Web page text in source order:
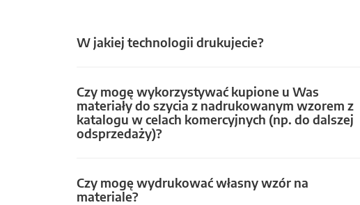
W jakiej technologii drukujecie?
Czy mogę wykorzystywać kupione u Was
materiały do szycia z nadrukowanym wzorem z
katalogu w celach komercyjnych (np. do dalszej
odsprzedaży)?
Czy mogę wydrukować własny wzór na
materiale?